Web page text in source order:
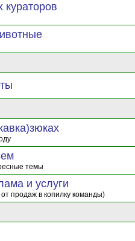
кураторов
темы
и услуги
продаж в копилку команды)